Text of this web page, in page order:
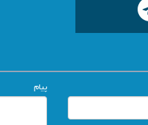
پیام